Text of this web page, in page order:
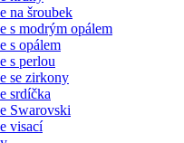
na šroubek
s modrým opálem
s opálem
s perlou
se zirkony
srdíčka
Swarovski
visací